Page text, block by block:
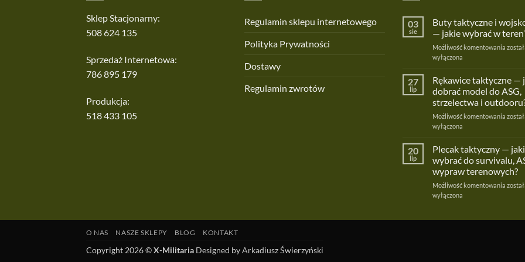
Sklep Stacjonarny:
508 624 135
Sprzedaż Internetowa:
786 895 179
Produkcja:
518 433 105
Regulamin sklepu internetowego
Polityka Prywatności
Dostawy
Regulamin zwrotów
03
sie
Buty taktyczne i
— jakie wybrać w
Możliwość komentowania Buty
jakie
wybrać
w
wyłączona
27
lip
Rękawice taktyczne —
dobrać model do ASG,
strzelectwa i
Możliwość komentowania
jak
dobrać
model
do
ASG,
wyłączona
20
lip
Plecak taktyczny — jaki
wybrać do survivalu,
wypraw terenowych?
Możliwość komentowania Plecak
wyłączona
O NAS NASZE SKLEPY BLOG KONTAKT
Copyright 2026 ©X-Militaria Designed by Arkadiusz Świerzyński